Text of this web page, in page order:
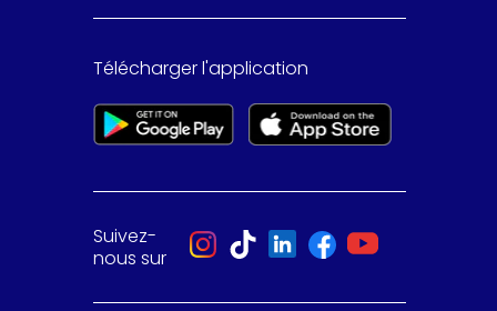
Télécharger l'application
Suivez-
nous sur